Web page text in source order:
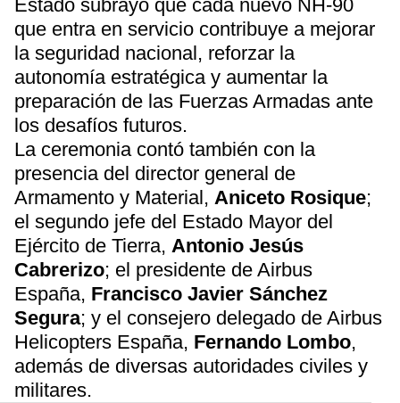
Estado subrayó que cada nuevo NH-90
que entra en servicio contribuye a mejorar
la seguridad nacional, reforzar la
autonomía estratégica y aumentar la
preparación de las Fuerzas Armadas ante
los desafíos futuros.
La ceremonia contó también con la
presencia del director general de
Armamento y Material, Aniceto Rosique;
el segundo jefe del Estado Mayor del
Ejército de Tierra, Antonio Jesús
Cabrerizo; el presidente de Airbus
España⁠, Francisco Javier Sánchez
Segura; y el consejero delegado de Airbus
Helicopters España, Fernando Lombo,
además de diversas autoridades civiles y
militares.